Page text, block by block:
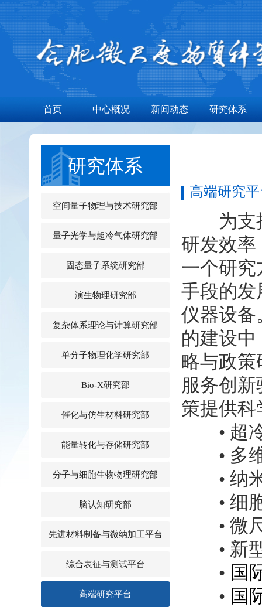
首页 中心概况 新闻动态 研究体系
研究体系
空间量子物理与技术研究部
量子光学与超冷气体研究部
固态量子系统研究部
演生物理研究部
复杂体系理论与计算研究部
单分子物理化学研究部
Bio-X研究部
催化与仿生材料研究部
能量转化与存储研究部
分子与细胞生物物理研究部
脑认知研究部
先进材料制备与微纳加工平台
综合表征与测试平台
高端研究平台
高端研究
为支撑
研发效率
一个研
手段的发
仪器设备
的建设
略与政
服务创
策提供
• 超冷
• 多维
• 纳米
• 细胞
• 微尺
• 新型
• 国
• 国